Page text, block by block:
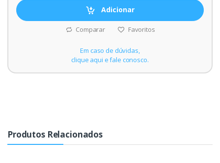
Adicionar
Comparar Favoritos
Em caso de dúvidas,
clique aqui e fale conosco.
Produtos Relacionados